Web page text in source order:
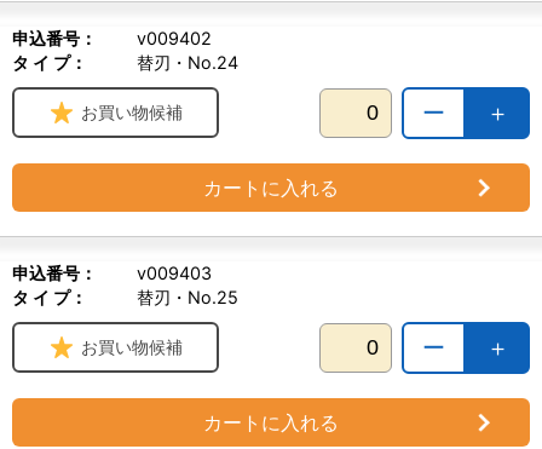
申込番号：
v009402
タ イ プ：
替刃・No.24
＋
ー
お買い物候補
カートに入れる
申込番号：
v009403
タ イ プ：
替刃・No.25
＋
ー
お買い物候補
カートに入れる